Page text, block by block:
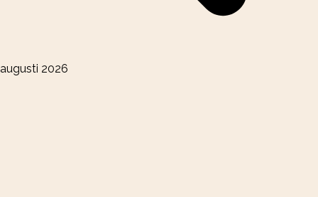
augusti 2026